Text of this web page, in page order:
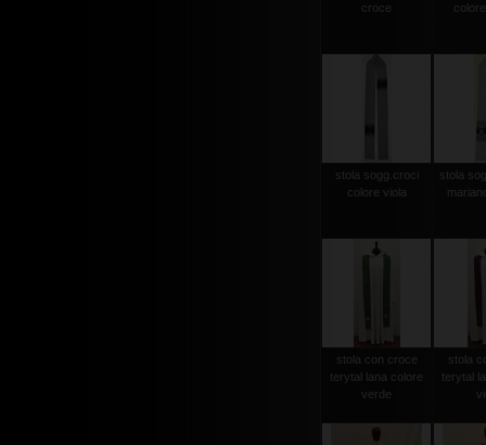
croce
stola sogg.croci
colore viola
stola
stola con croce
terytal lana colore
verde
stola
terytal